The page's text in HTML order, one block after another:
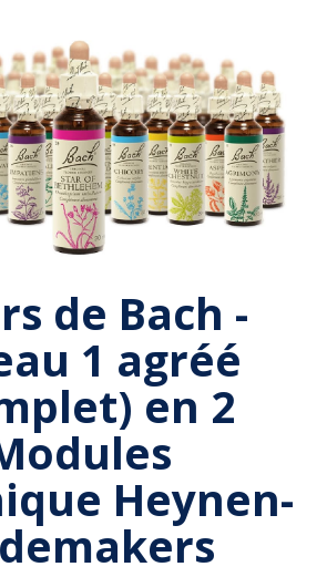
de Bach -
1 agréé
en 2
Heynen-